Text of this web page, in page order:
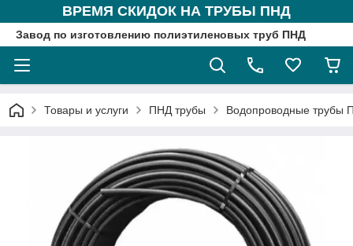
ВРЕМЯ СКИДОК НА ТРУБЫ ПНД
Завод по изготовлению полиэтиленовых труб ПНД
Товары и услуги ПНД трубы Водопроводные трубы